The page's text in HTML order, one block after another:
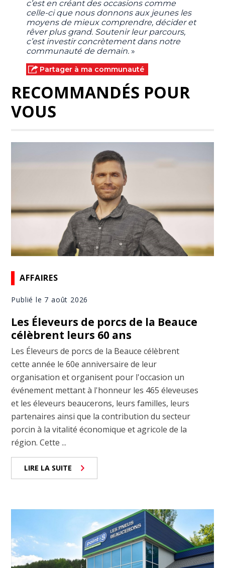
c’est en créant des occasions comme
celle-ci que nous donnons aux jeunes les
moyens de mieux comprendre, décider et
rêver plus grand. Soutenir leur parcours,
c’est investir concrètement dans notre
communauté de demain.»
Partager à ma communauté
RECOMMANDÉS POUR
VOUS
AFFAIRES
Publié le 7 août 2026
Les Éleveurs de porcs de la Beauce
célèbrent leurs 60 ans
Les Éleveurs de porcs de la Beauce célèbrent
cette année le 60e anniversaire de leur
organisation et organisent pour l'occasion un
événement mettant à l'honneur les 465 éleveuses
et les éleveurs beaucerons, leurs familles, leurs
partenaires ainsi que la contribution du secteur
porcin à la vitalité économique et agricole de la
région. Cette ...
LIRE LA SUITE